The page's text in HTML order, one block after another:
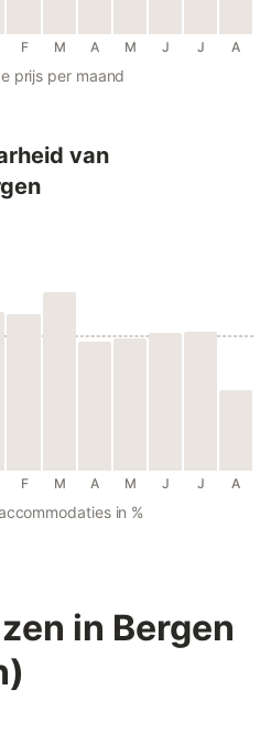
F M A M J J A
prijs per maand
van
F M A M J J A
in %
in Bergen